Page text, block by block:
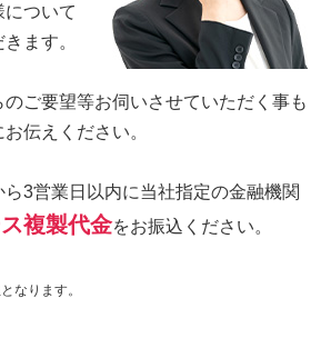
ついて
ます。
ご要望等お伺いさせていただく事も
伝えください。
3営業日以内に当社指定の金融機関
複製代金をお振込ください。
なります。